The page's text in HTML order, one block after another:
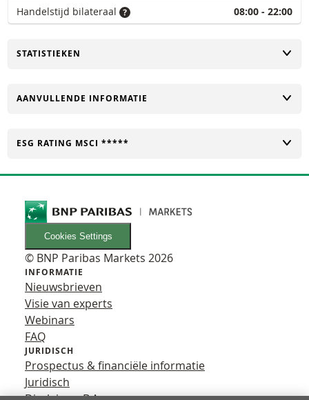
Handelstijd bilateraal
08:00 - 22:00
TOGGLE
STATISTIEKEN
TOGGLE
AANVULLENDE INFORMATIE
TOGGLE
ESG RATING MSCI *****
Cookies Settings
© BNP Paribas Markets 2026
INFORMATIE
Nieuwsbrieven
Visie van experts
Webinars
FAQ
JURIDISCH
Prospectus & financiële informatie
Juridisch